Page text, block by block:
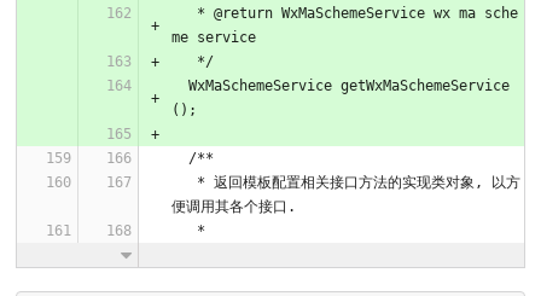
me service
   */
();
  /**
便调用其各个接口.
   *